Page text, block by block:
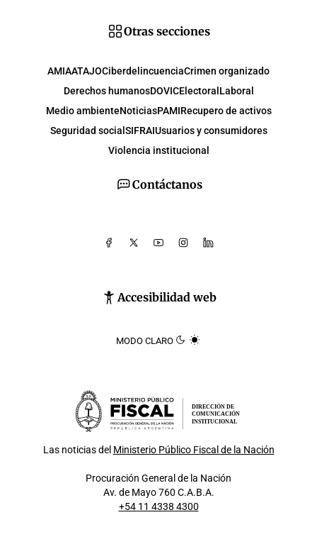
Contáctanos
Accesibilidad web
MODO CLARO
Otras secciones
AMIAATAJOCiberdelincuenciaCrimen organizado
Derechos humanosDOVICElectoral Laboral
Medio ambienteNoticiasPAMIRecupero de activos
Seguridad social SIFRAIUsuarios y consumidores
Violencia institucional
DIRECCIÓN DE
COMUNICACIÓN
INSTITUCIONAL
Las noticias del Ministerio Público Fiscal de la Nación
Procuración General de la Nación
Av. de Mayo 760 C.A.B.A.
+54 11 4338 4300